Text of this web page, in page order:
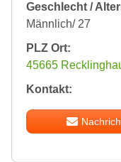
Geschlecht /
Männlich/ 27
PLZ Ort:
45665
Kontakt: